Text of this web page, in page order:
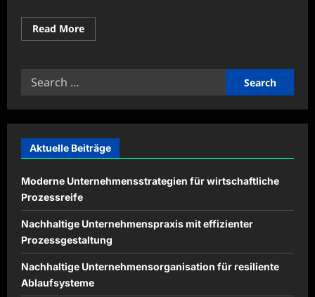
Read MoreRead
more
Search
Aktuelle Beiträge
Moderne Unternehmensstrategien für wirtschaftliche
Prozessreife
Nachhaltige Unternehmenspraxis mit effizienter
Prozessgestaltung
Nachhaltige Unternehmensorganisation für resiliente
Ablaufsysteme